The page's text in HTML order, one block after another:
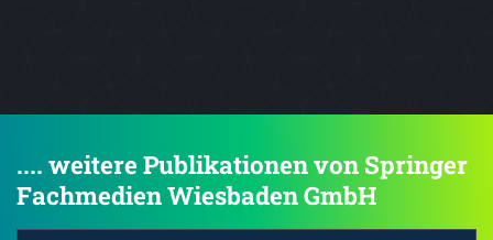
.... weitere Publikationen von Springer
Fachmedien Wiesbaden GmbH